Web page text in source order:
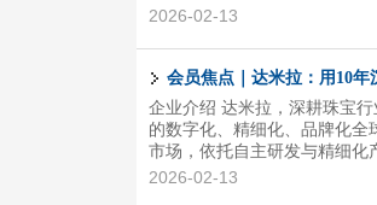
山市工艺美术协会理事、佛
域，具体有英国宝石学会
术大师、国检珠宝培训中心
培训中心(NGTC)翡翠鉴定师
2026-02-13
会员焦点｜达米拉：用10
企业介绍 达米拉，深耕珠宝
的数字化、精细化、品牌化全
市场，依托自主研发与精细化
迈向多品牌化发展，矢志成
2026-02-13